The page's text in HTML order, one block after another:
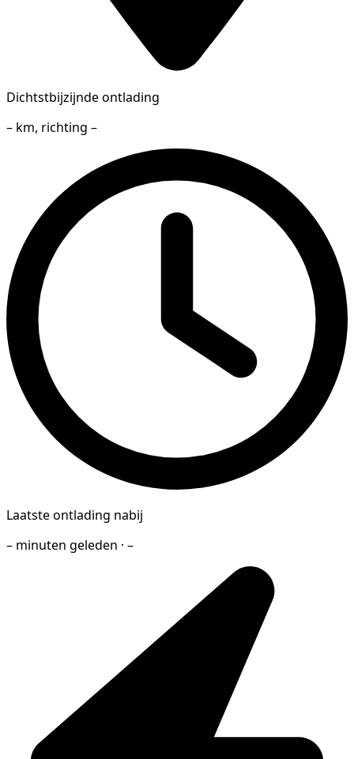
Dichtstbijzijnde ontlading
– km, richting –
Laatste ontlading nabij
– minuten geleden · –